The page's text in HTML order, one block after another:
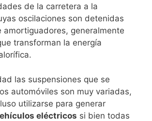
de la carretera a la
oscilaciones son detenidas
amortiguadores, generalmente
transforman la energía
las suspensiones que se
automóviles son muy variadas,
utilizarse para generar
eléctricos ​ si bien todas